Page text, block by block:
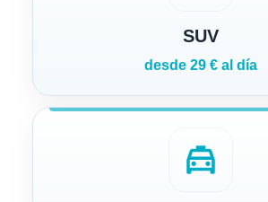
SUV
desde 29 € al día
local_taxi